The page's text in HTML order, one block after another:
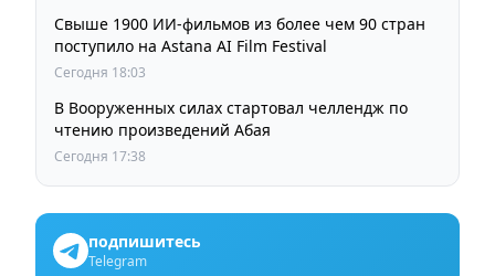
Свыше 1900 ИИ-фильмов из более чем 90 стран
поступило на Astana AI Film Festival
Сегодня 18:03
В Вооруженных силах стартовал челлендж по
чтению произведений Абая
Сегодня 17:38
подпишитесь
Telegram